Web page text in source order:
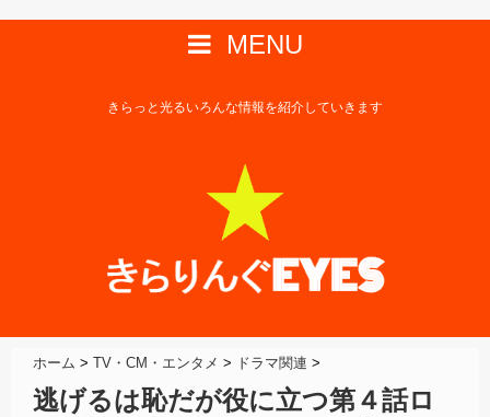
MENU
きらっと光るいろんな情報を紹介していきます
ホーム > TV・CM・エンタメ > ドラマ関連 >
逃げるは恥だが役に立つ第４話ロ